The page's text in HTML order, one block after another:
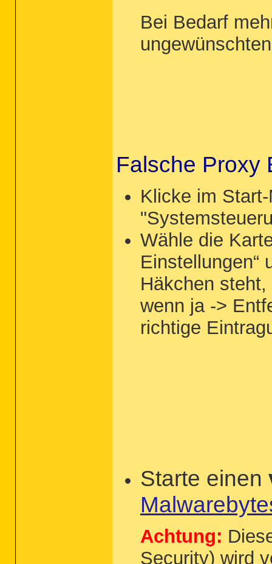
Bei Bedarf
Falsche Proxy
Klicke im
Wähle die
Einstellungen“
Häkchen steht,
wenn ja ->
richtige
Starte einen
Achtung:
Security) wird